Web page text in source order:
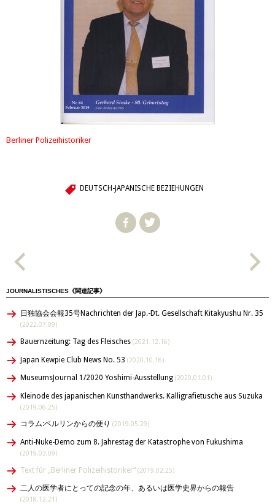
Berliner Polizeihistoriker
DEUTSCH-JAPANISCHE BEZIEHUNGEN
JOURNALISTISCHES《関連記事》
日独協会会報35号Nachrichten der Jap.-Dt. Gesellschaft Kitakyushu Nr. 35
(2022.07.09)
Bauernzeitung: Tag des Fleisches (2021.12.16)
Japan Kewpie Club News No. 53 (2020.10.16)
MuseumsJournal 1/2020 Yoshimi-Ausstellung (2020.01.01)
Kleinode des japanischen Kunsthandwerks. Kalligrafietusche aus Suzuka
(2019.06.25)
コラム:ベルリンからの便り (2019.05.29)
Anti-Nuke-Demo zum 8. Jahrestag der Katastrophe von Fukushima
(2019.03.09)
Text für „Berliner Polizeihistoriker“ (2019.02.25)
二人の医学者にとっての記念の年、あるいは医学史界からの報告
(2018.12.21)